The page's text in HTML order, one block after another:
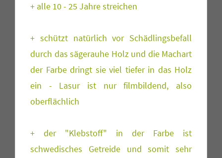
+ alle 10 - 25 Jahre streichen
+ schützt natürlich vor Schädlingsbefall
durch das sägerauhe Holz und die Machart
der Farbe dringt sie viel tiefer in das Holz
ein - Lasur ist nur filmbildend, also
oberflächlich
+ der "Klebstoff" in der Farbe ist
schwedisches Getreide und somit sehr